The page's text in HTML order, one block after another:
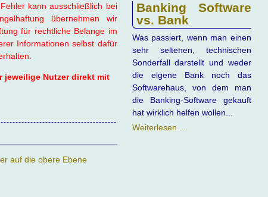
kann ausschließlich bei
übernehmen wir
für rechtliche Belange im
Informationen selbst dafür
jeweilige Nutzer direkt mit
auf die obere Ebene
der
SFS
KRM
Banking Software
vs. Bank
Was passiert, wenn man einen
sehr seltenen, technischen
Sonderfall darstellt und weder
die eigene Bank noch das
Softwarehaus, von dem man
die Banking-Software gekauft
hat wirklich helfen wollen...
Weiterlesen …